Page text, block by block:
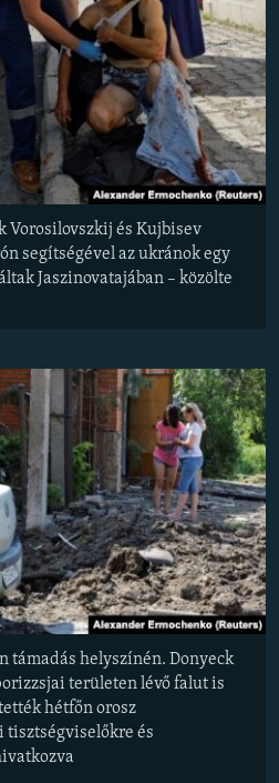
Vorosilovszkij és Kujbisev
segítségével az ukránok egy
Jaszinovatajában – közölte
támadás helyszínén. Donyeck
területen lévő falut is
hétfőn orosz
és